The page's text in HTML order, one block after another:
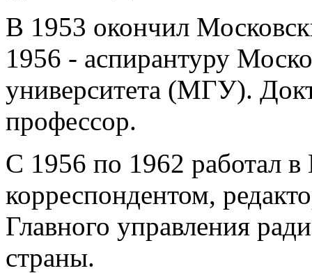
В 1953 окончил
1956 - аспирантуру
университета (МГУ).
профессор.
С 1956 по 1962 работал
корреспондентом,
Главного управления
страны.